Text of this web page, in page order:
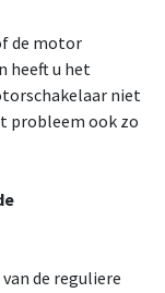
de motor
heeft u het
niet
probleem ook zo
de reguliere